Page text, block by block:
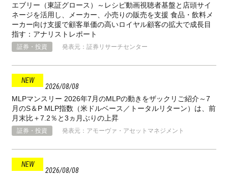
エブリー（東証グロース）～レシピ動画視聴者基盤と店頭サイ
ネージを活用し、メーカー、小売りの販売を支援 食品・飲料メ
ーカー向け支援で顧客単価の高いロイヤル顧客の拡大で成長目
指す：アナリストレポート
証券・投資 発表元：証券リサーチセンター
2026 08 08
MLPマンスリー 2026年7月のMLPの動きをザックリご紹介～7
月のS＆P MLP指数（米ドルベース／トータルリターン）は、前
月末比＋7.2％と3ヵ月ぶりの上昇
証券・投資 発表元：アモーヴァ・アセットマネジメント
2026 08 08